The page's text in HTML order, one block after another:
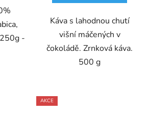
-
Káva s lahodnou chutí
višní máčených v
čokoládě. Zrnková káva.
500 g
AKCE